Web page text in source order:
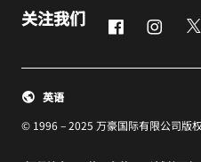
关注我们 Facebook
© 1996 – 2025 万豪国际有限公司版
英语